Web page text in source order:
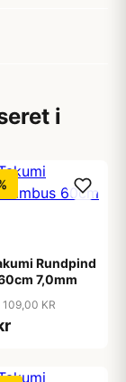
i
Rundpind
7,0mm
109,00 KR